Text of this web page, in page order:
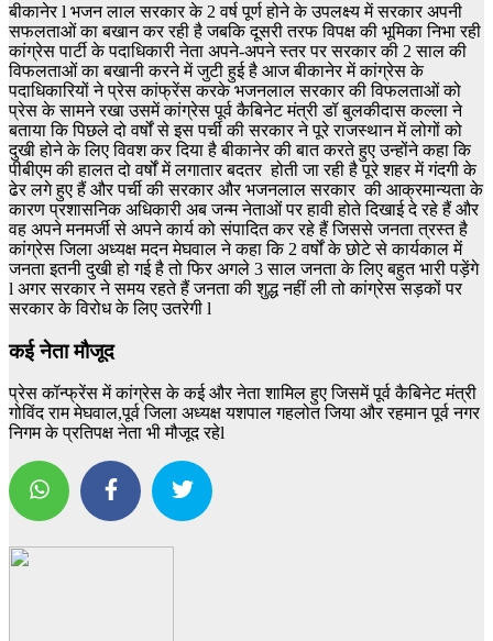
बीकानेर l भजन लाल सरकार के 2 वर्ष पूर्ण होने के उपलक्ष्य में सरकार अपनी
सफलताओं का बखान कर रही है जबकि दूसरी तरफ विपक्ष की भूमिका निभा रही
कांग्रेस पार्टी के पदाधिकारी नेता अपने-अपने स्तर पर सरकार की 2 साल की
विफलताओं का बखानी करने में जुटी हुई है आज बीकानेर में कांग्रेस के
पदाधिकारियों ने प्रेस कांफ्रेंस करके भजनलाल सरकार की विफलताओं को
प्रेस के सामने रखा उसमें कांग्रेस पूर्व कैबिनेट मंत्री डॉ बुलकीदास कल्ला ने
बताया कि पिछले दो वर्षों से इस पर्ची की सरकार ने पूरे राजस्थान में लोगों को
दुखी होने के लिए विवश कर दिया है बीकानेर की बात करते हुए उन्होंने कहा कि
पीबीएम की हालत दो वर्षों में लगातार बदतर होती जा रही है पूरे शहर में गंदगी के
ढेर लगे हुए हैं और पर्ची की सरकार और भजनलाल सरकार की आक्रमान्यता के
कारण प्रशासनिक अधिकारी अब जन्म नेताओं पर हावी होते दिखाई दे रहे हैं और
वह अपने मनमर्जी से अपने कार्य को संपादित कर रहे हैं जिससे जनता त्रस्त है
कांग्रेस जिला अध्यक्ष मदन मेघवाल ने कहा कि 2 वर्षों के छोटे से कार्यकाल में
जनता इतनी दुखी हो गई है तो फिर अगले 3 साल जनता के लिए बहुत भारी पड़ेंगे
l अगर सरकार ने समय रहते हैं जनता की शुद्ध नहीं ली तो कांग्रेस सड़कों पर
सरकार के विरोध के लिए उतरेगी l
कई नेता मौजूद
प्रेस कॉन्फ्रेंस में कांग्रेस के कई और नेता शामिल हुए जिसमें पूर्व कैबिनेट मंत्री
गोविंद राम मेघवाल,पूर्व जिला अध्यक्ष यशपाल गहलोत जिया और रहमान पूर्व नगर
निगम के प्रतिपक्ष नेता भी मौजूद रहेl